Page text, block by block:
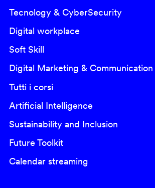
Tecnology & CyberSecurity
Digital workplace
Soft Skill
Digital Marketing & Communication
Tutti i corsi
Artificial Intelligence
Sustainability and Inclusion
Future Toolkit
Calendar streaming